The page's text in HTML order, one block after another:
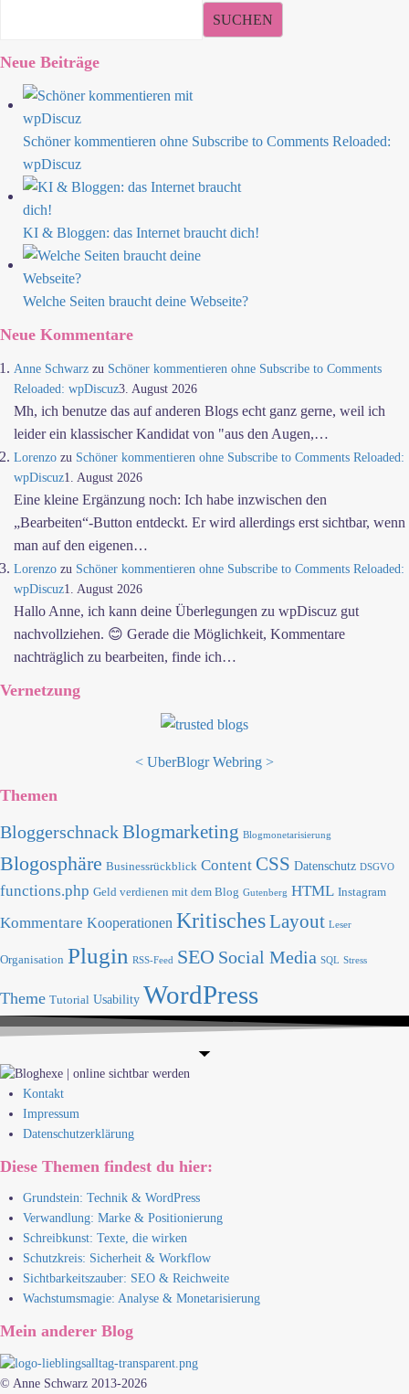
SUCHEN
Neue Beiträge
Schöner kommentieren ohne Subscribe to Comments Reloaded:
wpDiscuz
KI & Bloggen: das Internet braucht dich!
Welche Seiten braucht deine Webseite?
Neue Kommentare
Anne Schwarz zu Schöner kommentieren ohne Subscribe to Comments
Reloaded: wpDiscuz3. August 2026
Mh, ich benutze das auf anderen Blogs echt ganz gerne, weil ich
leider ein klassischer Kandidat von "aus den Augen,…
Lorenzo zu Schöner kommentieren ohne Subscribe to Comments Reloaded:
wpDiscuz1. August 2026
Eine kleine Ergänzung noch: Ich habe inzwischen den
„Bearbeiten“-Button entdeckt. Er wird allerdings erst sichtbar, wenn
man auf den eigenen…
Lorenzo zu Schöner kommentieren ohne Subscribe to Comments Reloaded:
wpDiscuz1. August 2026
Hallo Anne, ich kann deine Überlegungen zu wpDiscuz gut
nachvollziehen. 😊 Gerade die Möglichkeit, Kommentare
nachträglich zu bearbeiten, finde ich…
Vernetzung
< UberBlogr Webring >
Themen
BloggerschnackBlogmarketing Blogmonetarisierung
Blogosphäre Businessrückblick Content CSS Datenschutz DSGVO
functions.php Geld verdienen mit dem Blog Gutenberg HTML Instagram
Kommentare Kooperationen KritischesLayout Leser
Organisation Plugin RSS-Feed SEO Social Media SQL Stress
Theme Tutorial Usability WordPress
Kontakt
Impressum
Datenschutzerklärung
Diese Themen findest du hier:
Grundstein: Technik & WordPress
Verwandlung: Marke & Positionierung
Schreibkunst: Texte, die wirken
Schutzkreis: Sicherheit & Workflow
Sichtbarkeitszauber: SEO & Reichweite
Wachstumsmagie: Analyse & Monetarisierung
Mein anderer Blog
© Anne Schwarz 2013-2026